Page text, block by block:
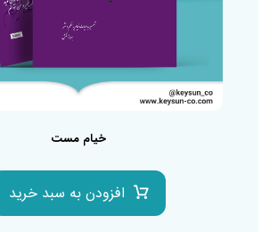
خیام مست
افزودن به سبد خرید